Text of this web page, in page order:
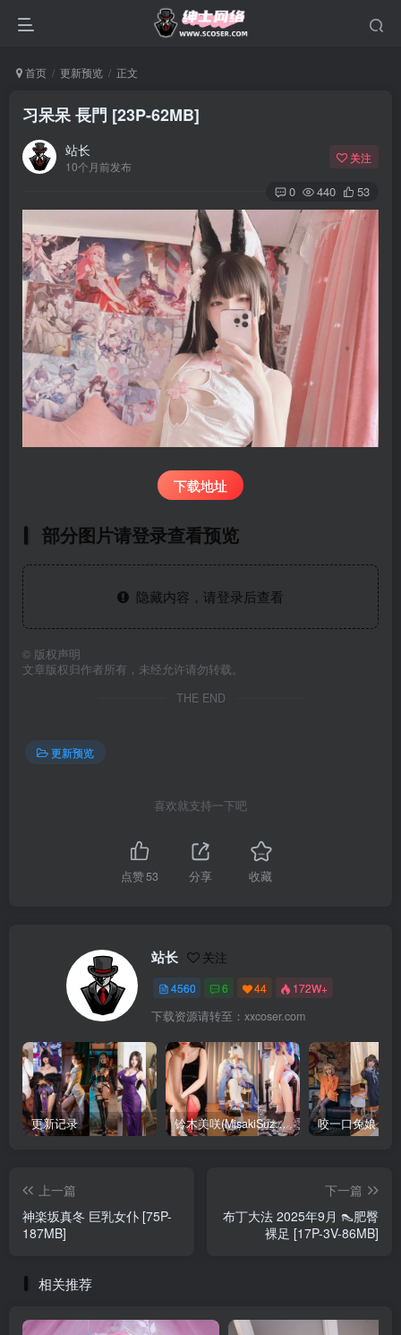
首页 更新预览 正文
习呆呆 長門 [23P-62MB]
站长
10个月前发布
关注
0 440 53
下载地址
部分图片请登录查看预览
隐藏内容，请登录后查看
© 版权声明
文章版权归作者所有，未经允许请勿转载。
THE END
更新预览
喜欢就支持一下吧
点赞53 分享 收藏
站长 关注
4560 6 44 172W+
下载资源请转至：xxcoser.com
更新记录 铃木美咲(MisakiSuzuki) 合集下载 咬一口兔娘 合
上一篇
神楽坂真冬 巨乳女仆 [75P-
187MB]
下一篇
布丁大法 2025年9月 👠肥臀
裸足 [17P-3V-86MB]
相关推荐